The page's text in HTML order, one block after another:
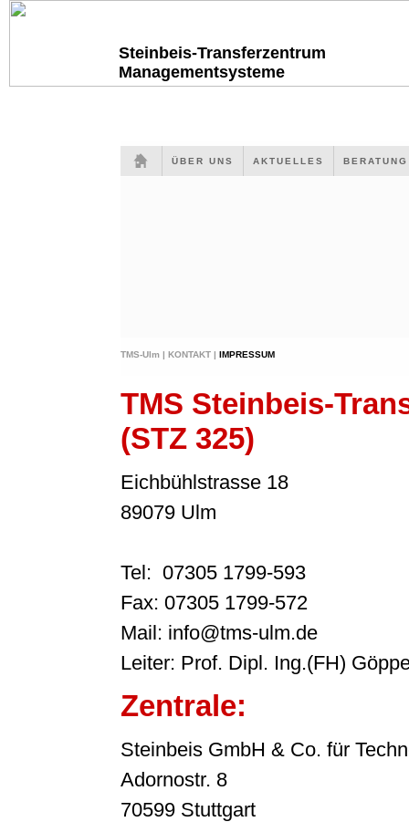
Steinbeis-Transferzentrum
Managementsysteme
ÜBER UNS AKTUELLES
TMS-Ulm | KONTAKT | IMPRESSUM
TMS Steinbeis-
(STZ 325)
Eichbühlstrasse 18
89079 Ulm
Tel: 07305 1799-593
Fax: 07305 1799-572
Mail: info@tms-ulm.de
Leiter: Prof. Dipl. Ing.(FH)
Zentrale:
Steinbeis GmbH & Co. für
Adornostr. 8
70599 Stuttgart